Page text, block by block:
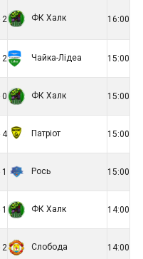
2
ФК Халк 16:00
2 Чайка-Лідеа 15:00
0 ФК Халк 15:00
4 Патріот 15:00
Рось 15:00
ФК Халк 14:00
2 Слобода 14:00